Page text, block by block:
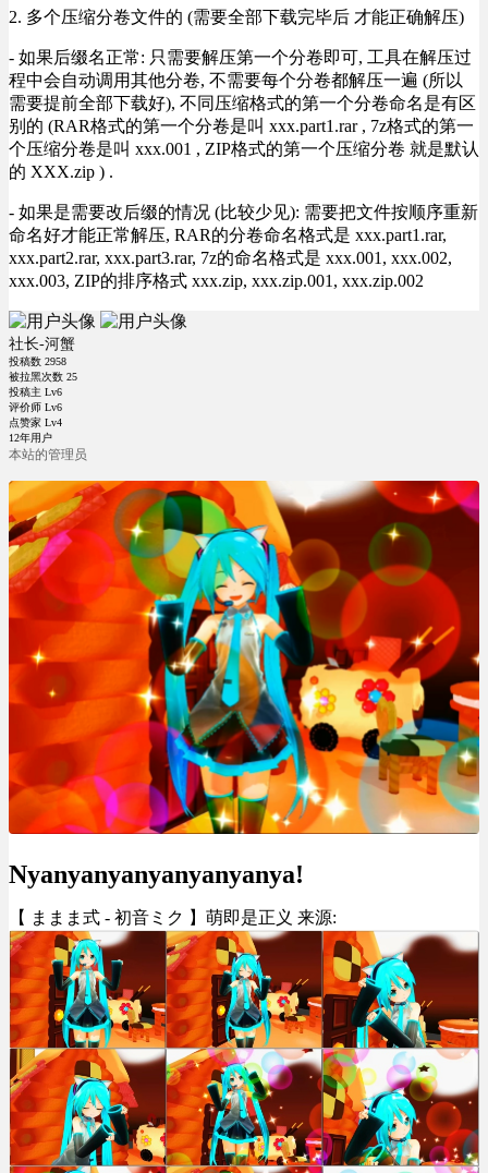
2. 多个压缩分卷文件的 (需要全部下载完毕后 才能正确解压)
- 如果后缀名正常: 只需要解压第一个分卷即可, 工具在解压过
程中会自动调用其他分卷, 不需要每个分卷都解压一遍 (所以
需要提前全部下载好), 不同压缩格式的第一个分卷命名是有区
别的 (RAR格式的第一个分卷是叫 xxx.part1.rar , 7z格式的第一
个压缩分卷是叫 xxx.001 , ZIP格式的第一个压缩分卷 就是默认
的 XXX.zip ) .
- 如果是需要改后缀的情况 (比较少见): 需要把文件按顺序重新
命名好才能正常解压, RAR的分卷命名格式是 xxx.part1.rar,
xxx.part2.rar, xxx.part3.rar, 7z的命名格式是 xxx.001, xxx.002,
xxx.003, ZIP的排序格式 xxx.zip, xxx.zip.001, xxx.zip.002
社长-河蟹
投稿数 2958
被拉黑次数 25
投稿主 Lv6
评价师 Lv6
点赞家 Lv4
12年用户
本站的管理员
Nyanyanyanyanyanyanya!
【 ままま式 - 初音ミク 】萌即是正义 来源: